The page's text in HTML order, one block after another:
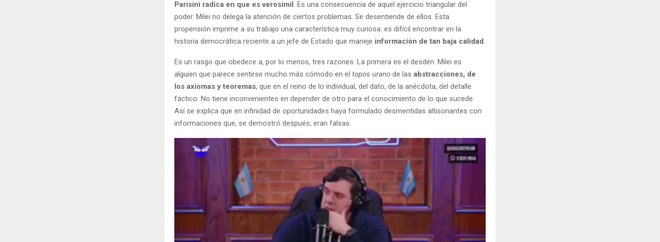
Parisini radica en que es verosímil. Es una consecuencia de aquel ejercicio triangular del
poder. Milei no delega la atención de ciertos problemas. Se desentiende de ellos. Esta
propensión imprime a su trabajo una característica muy curiosa: es difícil encontrar en la
historia democrática reciente a un jefe de Estado que maneje información de tan baja calidad.
Es un rasgo que obedece a, por lo menos, tres razones. La primera es el desdén. Milei es
alguien que parece sentirse mucho más cómodo en el topos urano de las abstracciones, de
los axiomas y teoremas, que en el reino de lo individual, del dato, de la anécdota, del detalle
fáctico. No tiene inconvenientes en depender de otro para el conocimiento de lo que sucede.
Así se explica que en infinidad de oportunidades haya formulado desmentidas altisonantes con
informaciones que, se demostró después, eran falsas.